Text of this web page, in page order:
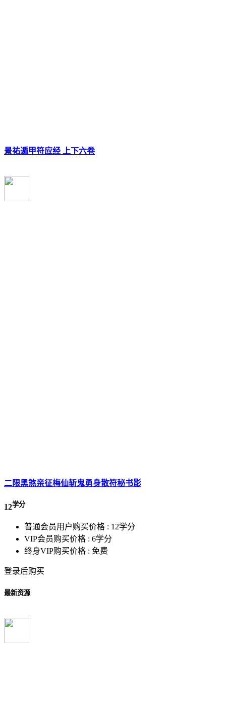
景祐遁甲符应经 上下六卷
二限黑煞亲征梅仙斩鬼勇身散符秘书影
12学分
普通会员用户购买价格 : 12学分
VIP会员购买价格 : 6学分
终身VIP购买价格 : 免费
登录后购买
最新资源